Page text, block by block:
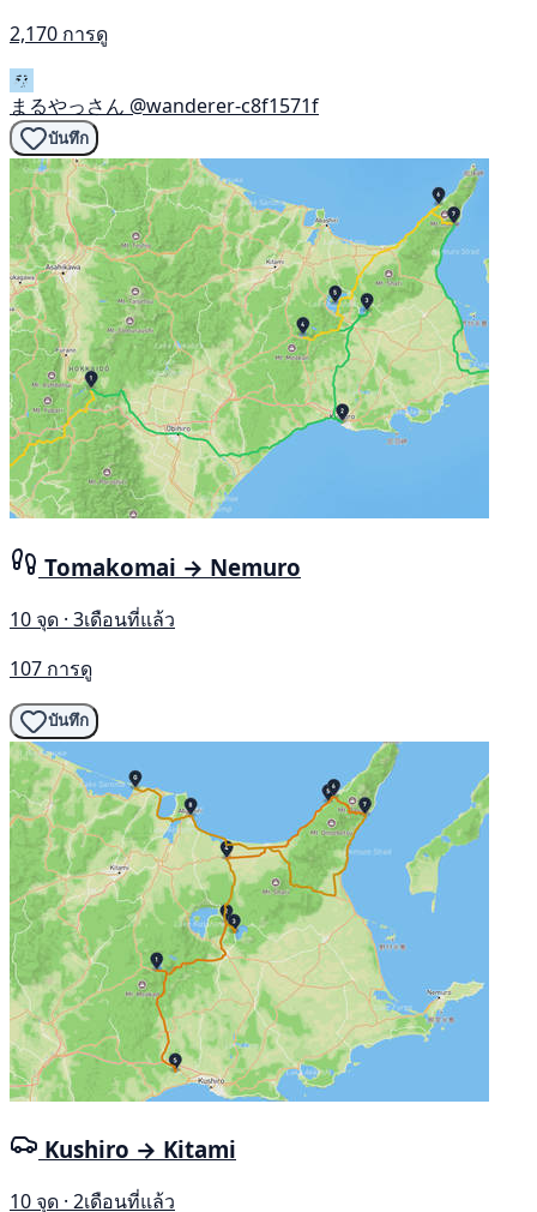
2,170 การดู
まるやっさん @wanderer-c8f1571f
บันทึก
Tomakomai → Nemuro
10 จุด · 3เดือนที่แล้ว
107 การดู
บันทึก
Kushiro → Kitami
10 จุด · 2เดือนที่แล้ว